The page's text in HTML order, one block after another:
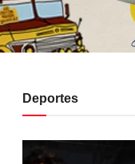
Deportes